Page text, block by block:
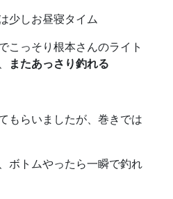
少しお昼寝タイム
こっそり根本さんのライト
またあっさり釣れる
もらいましたが、巻きでは
ボトムやったら一瞬で釣れ